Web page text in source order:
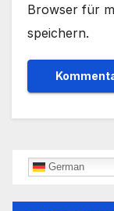
Browser für
speichern.
German